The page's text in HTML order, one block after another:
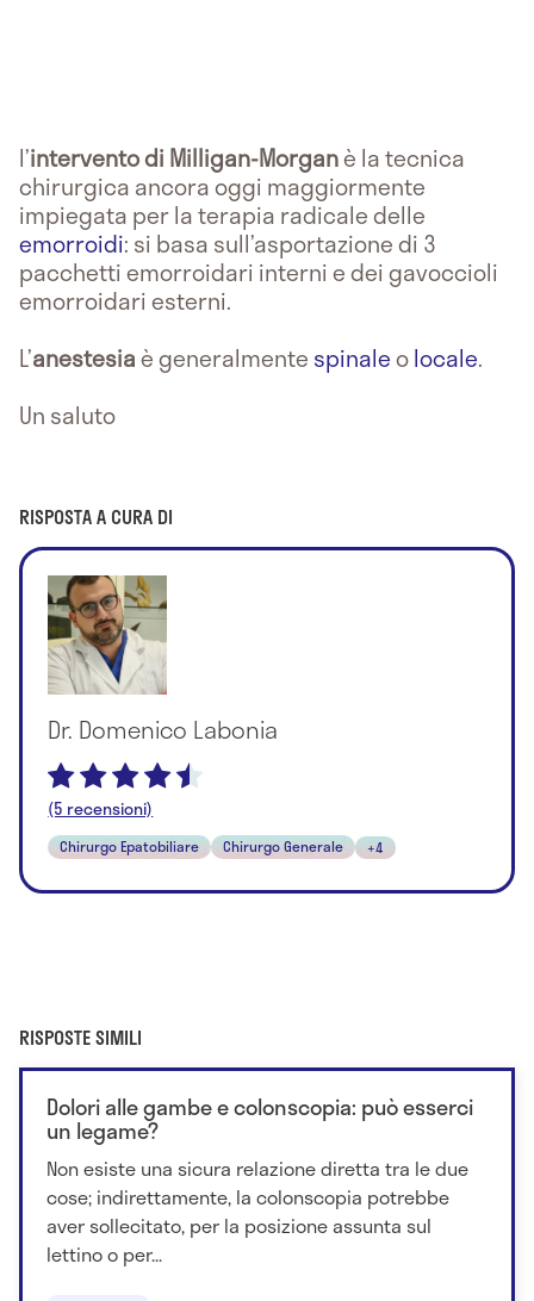
l’intervento di Milligan-Morganè la tecnica
chirurgica ancora oggi maggiormente
impiegata per la terapia radicale delle
emorroidi: si basa sull’asportazione di 3
pacchetti emorroidari interni e dei gavoccioli
emorroidari esterni.
L’anestesiaè generalmente spinaleolocale.
Un saluto
RISPOSTA A CURA DI
Dr. Domenico Labonia
(5 recensioni)
Chirurgo Epatobiliare Chirurgo Generale +4
RISPOSTE SIMILI
Dolori alle gambe e colonscopia: può esserci
un legame?
Non esiste una sicura relazione diretta tra le due
cose; indirettamente, la colonscopia potrebbe
aver sollecitato, per la posizione assunta sul
lettino o per...